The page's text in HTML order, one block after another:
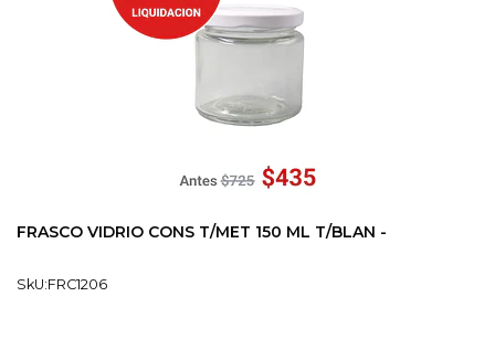
FRASCO VIDRIO CONS T/MET 150 ML T/BLAN -
SkU:FRC1206